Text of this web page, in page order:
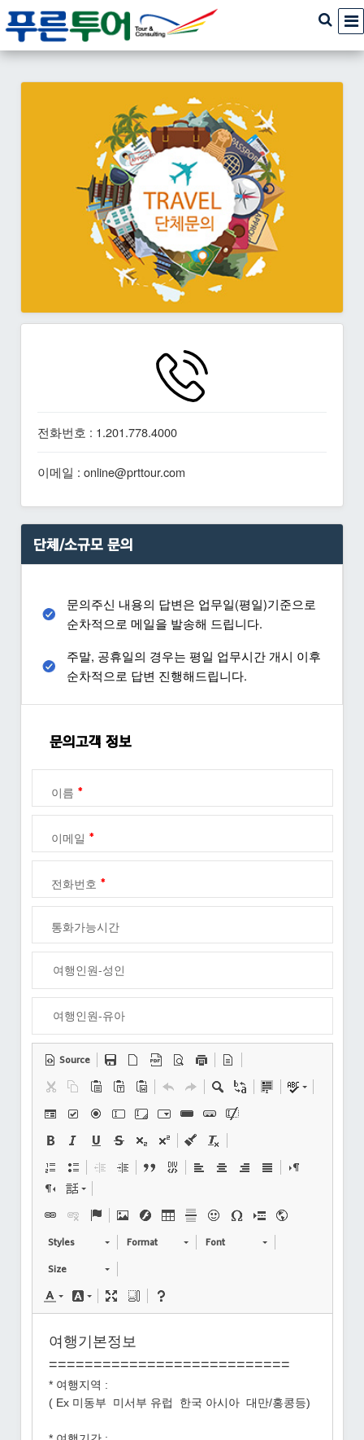
전화번호 : 1.201.778.4000
이메일 : online@prttour.com
단체/소규모 문의
문의주신 내용의 답변은 업무일(평일)기준으로
순차적으로 메일을 발송해 드립니다.
주말, 공휴일의 경우는 평일 업무시간 개시 이후
순차적으로 답변 진행해드립니다.
문의고객 정보
이름 *
이메일 *
전화번호 *
통화가능시간
Source
Styles Format Font
Size